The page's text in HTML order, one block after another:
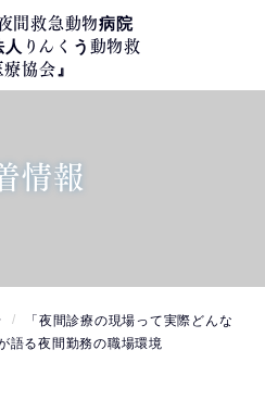
情報
「夜間診療の現場って実際どんな
語る夜間勤務の職場環境